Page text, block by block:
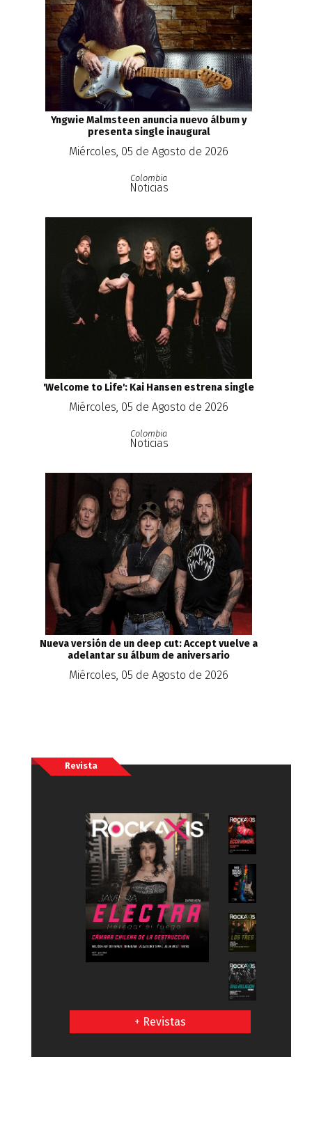
Yngwie Malmsteen anuncia nuevo álbum y
presenta single inaugural
Miércoles, 05 de Agosto de 2026
Colombia
Noticias
'Welcome to Life': Kai Hansen estrena single
Miércoles, 05 de Agosto de 2026
Colombia
Noticias
Nueva versión de un deep cut: Accept vuelve a
adelantar su álbum de aniversario
Miércoles, 05 de Agosto de 2026
Revista
+ Revistas